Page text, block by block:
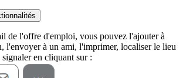
de l'offre d'emploi, vous pouvez l'ajouter à
l'envoyer à un ami, l'imprimer, localiser le lieu
en cliquant sur :